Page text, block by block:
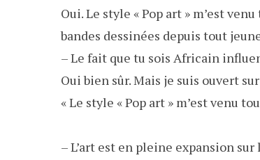
Oui. Le style « Pop art » m’est
bandes dessinées depuis tout
– Le fait que tu sois Africain
Oui bien sûr. Mais je suis ouvert
« Le style « Pop art » m’est venu
– L’art est en pleine expansion